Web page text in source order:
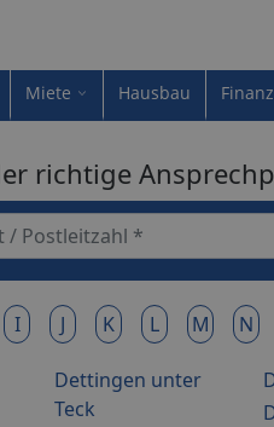
Miete Hausbau
richtige
I J K L M N
Dettingen unter
Teck